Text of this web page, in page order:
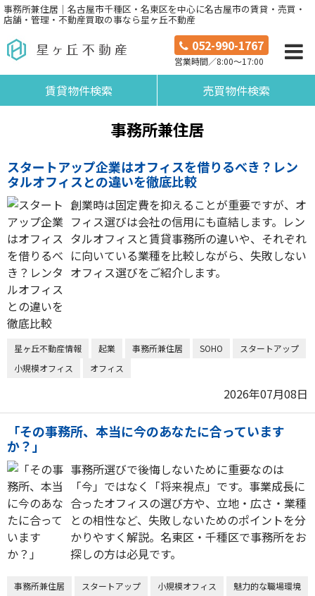
事務所兼住居｜名古屋市千種区・名東区を中心に名古屋市の賃貸・売買・
店舗・管理・不動産買取の事なら星ヶ丘不動産
052-990-1767
営業時間／8:00～17:00
賃貸物件検索 売買物件検索
事務所兼住居
スタートアップ企業はオフィスを借りるべき？レン
タルオフィスとの違いを徹底比較
創業時は固定費を抑えることが重要ですが、オ
フィス選びは会社の信用にも直結します。レン
タルオフィスと賃貸事務所の違いや、それぞれ
に向いている業種を比較しながら、失敗しない
オフィス選びをご紹介します。
星ヶ丘不動産情報 起業 事務所兼住居 SOHO
スタートアップ
小規模オフィス
オフィス
2026年07月08日
「その事務所、本当に今のあなたに合っています
か？」
事務所選びで後悔しないために重要なのは
「今」ではなく「将来視点」です。事業成長に
合ったオフィスの選び方や、立地・広さ・業種
との相性など、失敗しないためのポイントを分
かりやすく解説。名東区・千種区で事務所をお
探しの方は必見です。
事務所兼住居 スタートアップ 小規模オフィス
魅力的な職場環境